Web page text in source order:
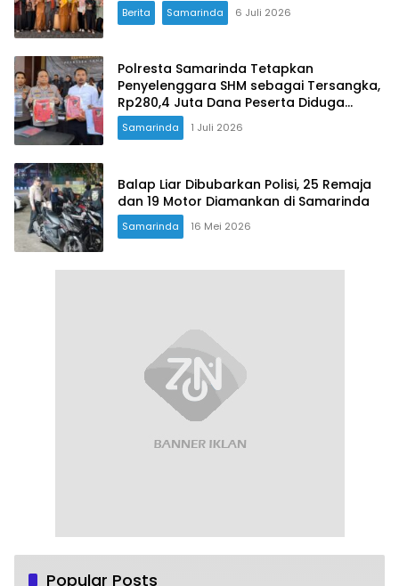
Berita Samarinda 6 Juli 2026
Polresta Samarinda Tetapkan
Penyelenggara SHM sebagai Tersangka,
Rp280,4 Juta Dana Peserta Diduga
Dialihkan untuk Utang dan Fee
Pengacara
Samarinda 1 Juli 2026
Balap Liar Dibubarkan Polisi, 25 Remaja
dan 19 Motor Diamankan di Samarinda
Samarinda 16 Mei 2026
Popular Posts